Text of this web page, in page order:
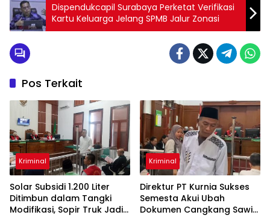
Dispendukcapil Surabaya Perketat Verifikasi
Kartu Keluarga Jelang SPMB Jalur Zonasi
Pos Terkait
Kriminal
Solar Subsidi 1.200 Liter
Ditimbun dalam Tangki
Modifikasi, Sopir Truk Jadi
Kriminal
Direktur PT Kurnia Sukses
Semesta Akui Ubah
Dokumen Cangkang Sawit